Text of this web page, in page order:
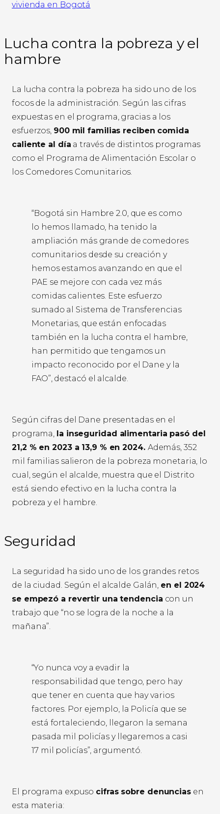
vivienda en Bogotá
Lucha contra la pobreza y el
hambre
La lucha contra la pobreza ha sido uno de los
focos de la administración. Según las cifras
expuestas en el programa, gracias a los
esfuerzos, 900 mil familias reciben comida
caliente al día a través de distintos programas
como el Programa de Alimentación Escolar o
los Comedores Comunitarios.
“Bogotá sin Hambre 2.0, que es como
lo hemos llamado, ha tenido la
ampliación más grande de comedores
comunitarios desde su creación y
hemos estamos avanzando en que el
PAE se mejore con cada vez más
comidas calientes. Este esfuerzo
sumado al Sistema de Transferencias
Monetarias, que están enfocadas
también en la lucha contra el hambre,
han permitido que tengamos un
impacto reconocido por el Dane y la
FAO”, destacó el alcalde.
Según cifras del Dane presentadas en el
programa, la inseguridad alimentaria pasó del
21,2 % en 2023 a 13,9 % en 2024. Además, 352
mil familias salieron de la pobreza monetaria, lo
cual, según el alcalde, muestra que el Distrito
está siendo efectivo en la lucha contra la
pobreza y el hambre.
Seguridad
La seguridad ha sido uno de los grandes retos
de la ciudad. Según el alcalde Galán, en el 2024
se empezó a revertir una tendencia con un
trabajo que “no se logra de la noche a la
mañana”.
“Yo nunca voy a evadir la
responsabilidad que tengo, pero hay
que tener en cuenta que hay varios
factores. Por ejemplo, la Policía que se
está fortaleciendo, llegaron la semana
pasada mil policías y llegaremos a casi
17 mil policías”, argumentó.
El programa expuso cifras sobre denunciasen
esta materia: